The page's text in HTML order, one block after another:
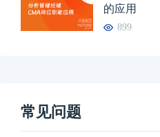
的应用
899
常见问题